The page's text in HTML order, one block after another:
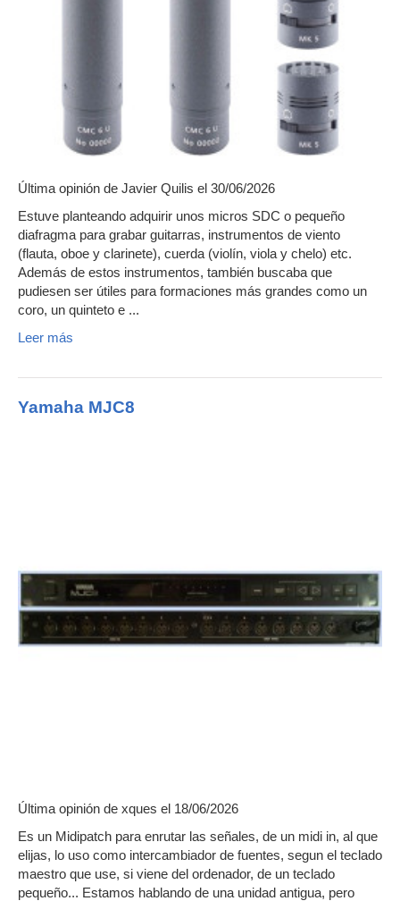
Última opinión de Javier Quilis el 30/06/2026
Estuve planteando adquirir unos micros SDC o pequeño
diafragma para grabar guitarras, instrumentos de viento
(flauta, oboe y clarinete), cuerda (violín, viola y chelo) etc.
Además de estos instrumentos, también buscaba que
pudiesen ser útiles para formaciones más grandes como un
coro, un quinteto e ...
Leer más
Yamaha MJC8
Última opinión de xques el 18/06/2026
Es un Midipatch para enrutar las señales, de un midi in, al que
elijas, lo uso como intercambiador de fuentes, segun el teclado
maestro que use, si viene del ordenador, de un teclado
pequeño... Estamos hablando de una unidad antigua, pero